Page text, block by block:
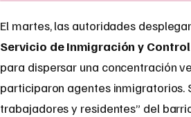
El martes, las autoridades
Servicio de Inmigración y Control
para dispersar una concentración
participaron agentes inmigratorios.
trabajadores y residentes” del